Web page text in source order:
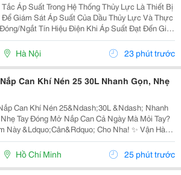
Tắc Áp Suất Trong Hệ Thống Thủy Lực Là Thiết Bị
Để Giám Sát Áp Suất Của Dầu Thủy Lực Và Thực
Ngắt Tín Hiệu Điện Khi Áp Suất Đạt Đến Giá
Đặt. Công Tắc Áp Suất Saginomiya Sns C102X
Vai Trò Quan Trọng Trong Việc Bảo Vệ...
Hà Nội 23 phút trước
Can Khí Nén 25 30L Nhanh Gọn, Nhẹ
Can Khí Nén 25&Ndash;30L &Ndash; Nhanh
Can Cả Ngày Mà Mỏi Tay?
&Ldquo;Cân&Rdquo; Cho Nha! ✨ Vận Hành
Nén &Ndash; Thao Tác Nhanh, Nhẹ Nhàng
Mạnh &Ndash; Siết/Mở Nắp Dễ Dàng Đầu
Sát...
Hồ Chí Minh 25 phút trước